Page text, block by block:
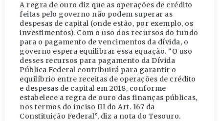
A regra de ouro diz que as operações de crédito
feitas pelo governo não podem superar as
despesas de capital (onde estão, por exemplo, os
investimentos). Com o uso dos recursos do fundo
para o pagamento de vencimentos da dívida, o
governo espera equilibrar essa equação. “O uso
desses recursos para pagamento da Dívida
Pública Federal contribuirá para garantir o
equilíbrio entre receitas de operações de crédito
e despesas de capital em 2018, conforme
estabelece a regra de ouro das finanças públicas,
nos termos do inciso III do Art. 167 da
Constituição Federal”, diz a nota do Tesouro.